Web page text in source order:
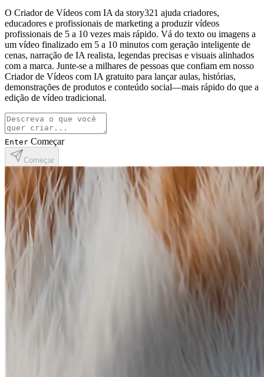
O Criador de Vídeos com IA da story321 ajuda criadores,
educadores e profissionais de marketing a produzir vídeos
profissionais de 5 a 10 vezes mais rápido. Vá do texto ou imagens a
um vídeo finalizado em 5 a 10 minutos com geração inteligente de
cenas, narração de IA realista, legendas precisas e visuais alinhados
com a marca. Junte-se a milhares de pessoas que confiam em nosso
Criador de Vídeos com IA gratuito para lançar aulas, histórias,
demonstrações de produtos e conteúdo social—mais rápido do que a
edição de vídeo tradicional.
Enter Começar
Começar